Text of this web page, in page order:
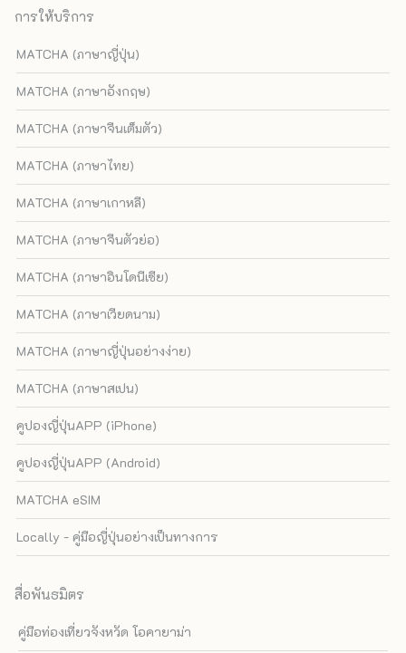
การให้บริการ
MATCHA (ภาษาญี่ปุ่น)
MATCHA (ภาษาอังกฤษ)
MATCHA (ภาษาจีนเต็มตัว)
MATCHA (ภาษาไทย)
MATCHA (ภาษาเกาหลี)
MATCHA (ภาษาจีนตัวย่อ)
MATCHA (ภาษาอินโดนีเซีย)
MATCHA (ภาษาเวียดนาม)
MATCHA (ภาษาญี่ปุ่นอย่างง่าย)
MATCHA (ภาษาสเปน)
คูปองญี่ปุ่นAPP (iPhone)
คูปองญี่ปุ่นAPP (Android)
MATCHA eSIM
Locally - คู่มือญี่ปุ่นอย่างเป็นทางการ
สื่อพันธมิตร
คู่มือท่องเที่ยวจังหวัด โอคายาม่า